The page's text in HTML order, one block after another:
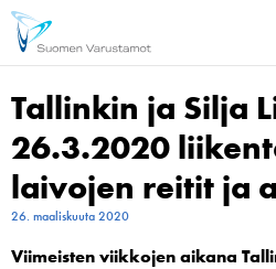
Tallinkin ja Silja
26.3.2020
laivojen reitit ja
26. maaliskuuta 2020
Viimeisten viikkojen aikana